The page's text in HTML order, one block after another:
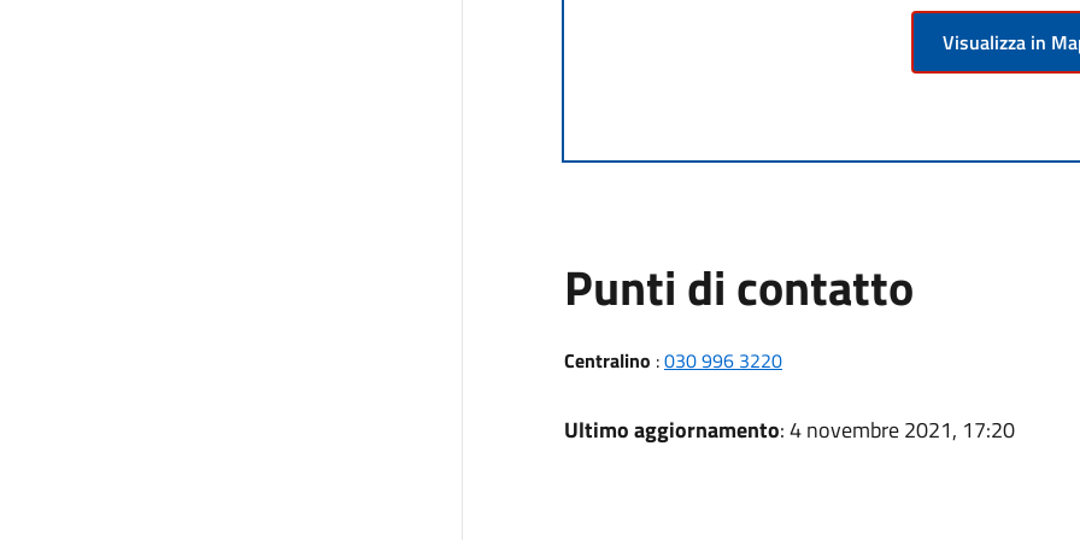
Visualizza in
Punti di contatto
Centralino :030 996 3220
Ultimo aggiornamento: 4 novembre 2021, 17:20